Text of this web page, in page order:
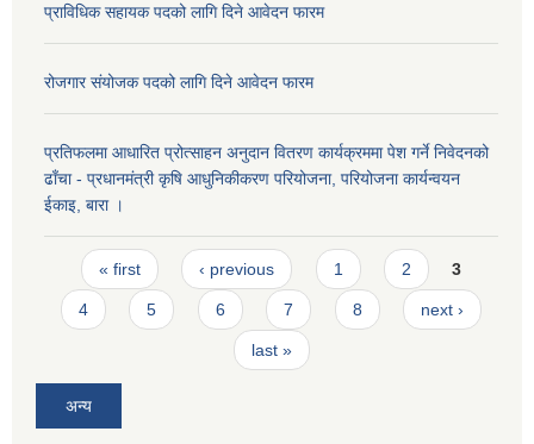
प्राविधिक सहायक पदको लागि दिने आवेदन फारम
रोजगार संयोजक पदको लागि दिने आवेदन फारम
प्रतिफलमा आधारित प्रोत्साहन अनुदान वितरण कार्यक्रममा पेश गर्ने निवेदनको
ढाँचा - प्रधानमंत्री कृषि आधुनिकीकरण परियोजना, परियोजना कार्यन्वयन
ईकाइ, बारा ।
Pages
« first ‹ previous 1 2 3
4 5 6 7 8 next ›
last »
अन्य